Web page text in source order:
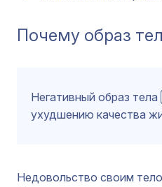
Почему образ
Негативный образ тела
ухудшению качества
Недовольство своим